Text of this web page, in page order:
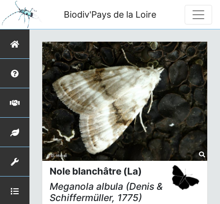
Biodiv'Pays de la Loire
Nole blanchâtre (La)
Meganola albula (Denis &
Schiffermüller, 1775)